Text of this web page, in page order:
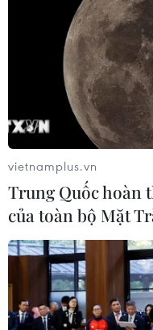
vietnamplus.vn
Trung Quốc hoàn
của toàn bộ Mặt